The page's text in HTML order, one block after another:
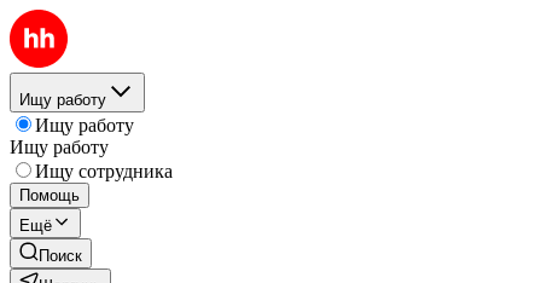
Ищу работу
Ищу работу
Ищу работу
Ищу сотрудника
Помощь
Ещё
Поиск